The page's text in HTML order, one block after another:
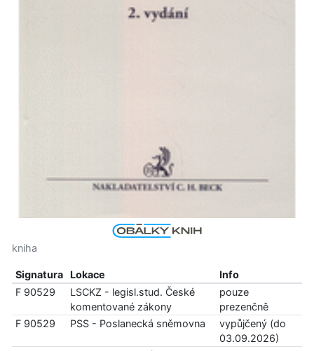
kniha
Signatura Lokace
Info
F 90529
LSCKZ - legisl.stud. České
komentované zákony
pouze
prezenčně
F 90529
PSS - Poslanecká sněmovna
vypůjčený (do
03.09.2026)